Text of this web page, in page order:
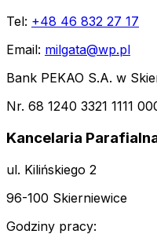
Tel: +48 46 832 27 17
Email: milgata@wp.pl
Bank PEKAO S.A. w
Nr. 68 1240 3321 1111
Kancelaria
ul. Kilińskiego 2
96-100 Skierniewice
Godziny pracy: